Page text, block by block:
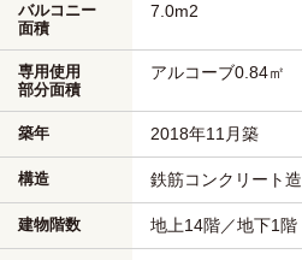
バルコニー
面積
7.0m2
専用使用
部分面積
アルコーブ0.84㎡
築年 2018年11月築
構造 鉄筋コンクリート造
建物階数 地上14階／地下1階